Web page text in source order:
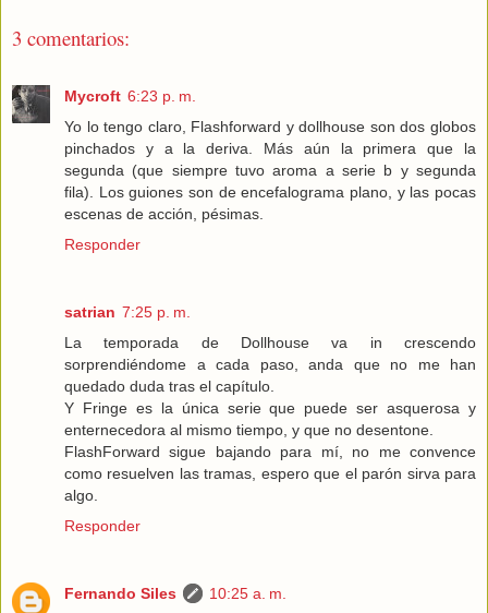
3 comentarios:
Mycroft 6:23 p. m.
Yo lo tengo claro, Flashforward y dollhouse son dos globos
pinchados y a la deriva. Más aún la primera que la
segunda (que siempre tuvo aroma a serie b y segunda
fila). Los guiones son de encefalograma plano, y las pocas
escenas de acción, pésimas.
Responder
satrian 7:25 p. m.
La temporada de Dollhouse va in crescendo
sorprendiéndome a cada paso, anda que no me han
quedado duda tras el capítulo.
Y Fringe es la única serie que puede ser asquerosa y
enternecedora al mismo tiempo, y que no desentone.
FlashForward sigue bajando para mí, no me convence
como resuelven las tramas, espero que el parón sirva para
algo.
Responder
Fernando Siles
10:25 a. m.